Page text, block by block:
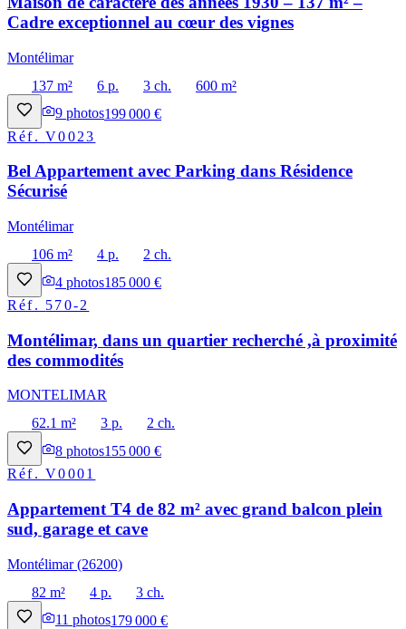
Cadre exceptionnel au cœur des vignes
Montélimar
137 m²
6 p. 3 ch.
600 m²
9 photos199 000 €
Réf.V0023
Bel Appartement avec Parking dans Résidence
Sécurisé
Montélimar
106 m²
4 p.
2 ch.
4 photos185 000 €
Réf. 570-2
Montélimar, dans un quartier recherché ,à proximité
des commodités
MONTELIMAR
62.1 m²
3 p.
2 ch.
8 photos155 000 €
Réf.V0001
Appartement T4 de 82 m² avec grand balcon plein
sud, garage et cave
Montélimar (26200)
82 m²
4 p.
3 ch.
11 photos179 000 €